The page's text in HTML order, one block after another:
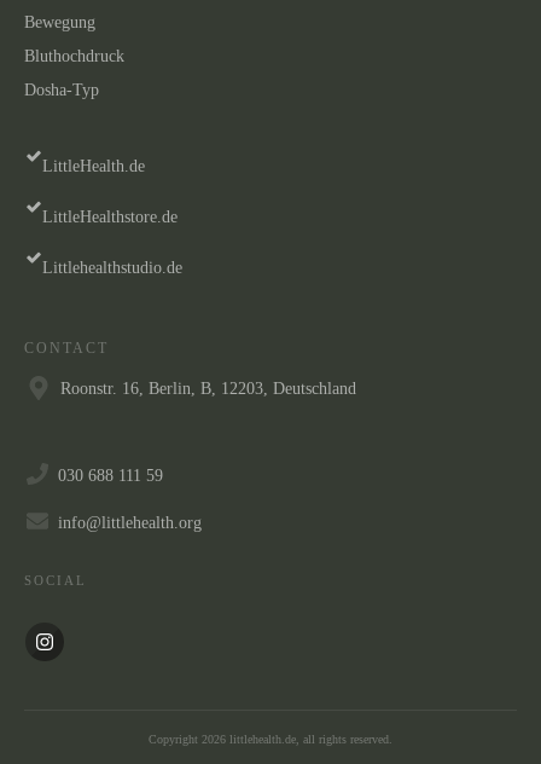
Bewegung
Bluthochdruck
Dosha-Typ
LittleHealth.de
LittleHealthstore.de
Littlehealthstudio.de
CONTACT
Roonstr. 16, Berlin, B, 12203, Deutschland
030 688 111 59
info@littlehealth.org
SOCIAL
Copyright 2026 littlehealth.de , all rights reserved.